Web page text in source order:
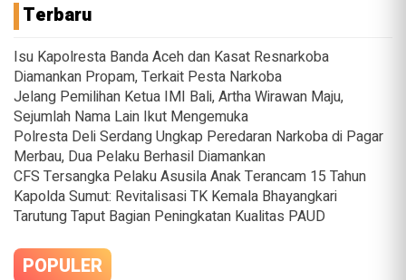
Terbaru
Isu Kapolresta Banda Aceh dan Kasat Resnarkoba
Diamankan Propam, Terkait Pesta Narkoba
Jelang Pemilihan Ketua IMI Bali, Artha Wirawan Maju,
Sejumlah Nama Lain Ikut Mengemuka
Polresta Deli Serdang Ungkap Peredaran Narkoba di Pagar
Merbau, Dua Pelaku Berhasil Diamankan
CFS Tersangka Pelaku Asusila Anak Terancam 15 Tahun
Kapolda Sumut: Revitalisasi TK Kemala Bhayangkari
Tarutung Taput Bagian Peningkatan Kualitas PAUD
POPULER